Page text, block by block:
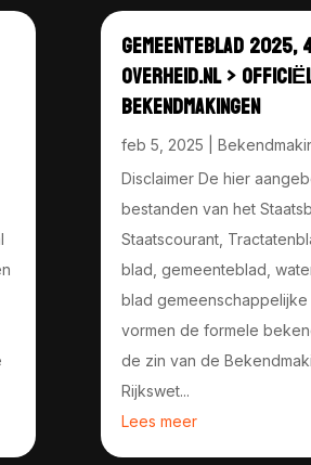
GEMEENTEBLAD 2025,
OVERHEID.NL >
BEKENDMAKINGEN
feb 5, 2025
Disclaimer De hier
bestanden van het
Staatscourant,
blad, gemeenteblad,
blad
vormen de formele
de zin van de
Rijkswet...
Lees meer